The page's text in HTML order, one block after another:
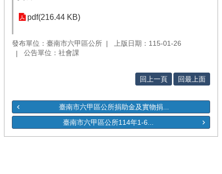
pdf(216.44 KB)
發布單位：臺南市六甲區公所
上版日期：115-01-26
公告單位：社會課
回上一頁 回最上面
臺南市六甲區公所捐助金及實物捐...
臺南市六甲區公所114年1-6...